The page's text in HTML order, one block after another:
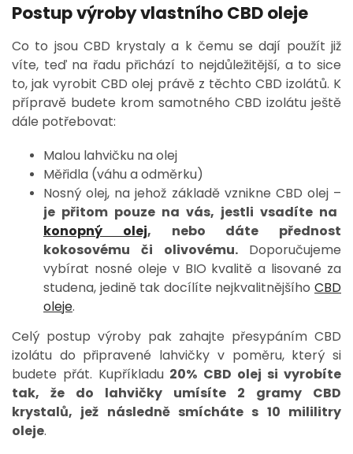
Postup výroby vlastního CBD oleje
Co to jsou CBD krystaly a k čemu se dají použít již
víte, teď na řadu přichází to nejdůležitější, a to sice
to, jak vyrobit CBD olej právě z těchto CBD izolátů. K
přípravě budete krom samotného CBD izolátu ještě
dále potřebovat:
Malou lahvičku na olej
Měřidla (váhu a odměrku)
Nosný olej, na jehož základě vznikne CBD olej –
je přitom pouze na vás, jestli vsadíte na
konopný olej, nebo dáte přednost
kokosovému či olivovému. Doporučujeme
vybírat nosné oleje v BIO kvalitě a lisované za
studena, jedině tak docílíte nejkvalitnějšího CBD
oleje.
Celý postup výroby pak zahajte přesypáním CBD
izolátu do připravené lahvičky v poměru, který si
budete přát. Kupříkladu 20% CBD olej si vyrobíte
tak, že do lahvičky umísíte 2 gramy CBD
krystalů, jež následně smícháte s 10 mililitry
oleje.